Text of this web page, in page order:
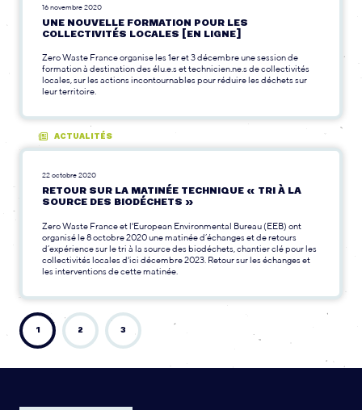
16 novembre 2020
UNE NOUVELLE FORMATION POUR LES
COLLECTIVITÉS LOCALES [EN LIGNE]
Zero Waste France organise les 1er et 3 décembre une session de
formation à destination des élu.e.s et technicien.ne.s de collectivités
locales, sur les actions incontournables pour réduire les déchets sur
leur territoire.
ACTUALITÉS
22 octobre 2020
RETOUR SUR LA MATINÉE TECHNIQUE « TRI À LA
SOURCE DES BIODÉCHETS »
Zero Waste France et l'European Environmental Bureau (EEB) ont
organisé le 8 octobre 2020 une matinée d’échanges et de retours
d’expérience sur le tri à la source des biodéchets, chantier clé pour les
collectivités locales d'ici décembre 2023. Retour sur les échanges et
les interventions de cette matinée.
1 2 3